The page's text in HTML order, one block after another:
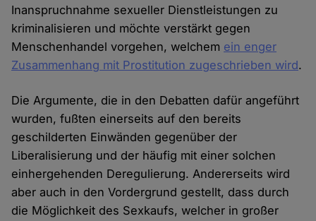
Inanspruchnahme sexueller Dienstleistungen zu
kriminalisieren und möchte verstärkt gegen
Menschenhandel vorgehen, welchem ein enger
Zusammenhang mit Prostitution zugeschrieben wird.
Die Argumente, die in den Debatten dafür angeführt
wurden, fußten einerseits auf den bereits
geschilderten Einwänden gegenüber der
Liberalisierung und der häufig mit einer solchen
einhergehenden Deregulierung. Andererseits wird
aber auch in den Vordergrund gestellt, dass durch
die Möglichkeit des Sexkaufs, welcher in großer